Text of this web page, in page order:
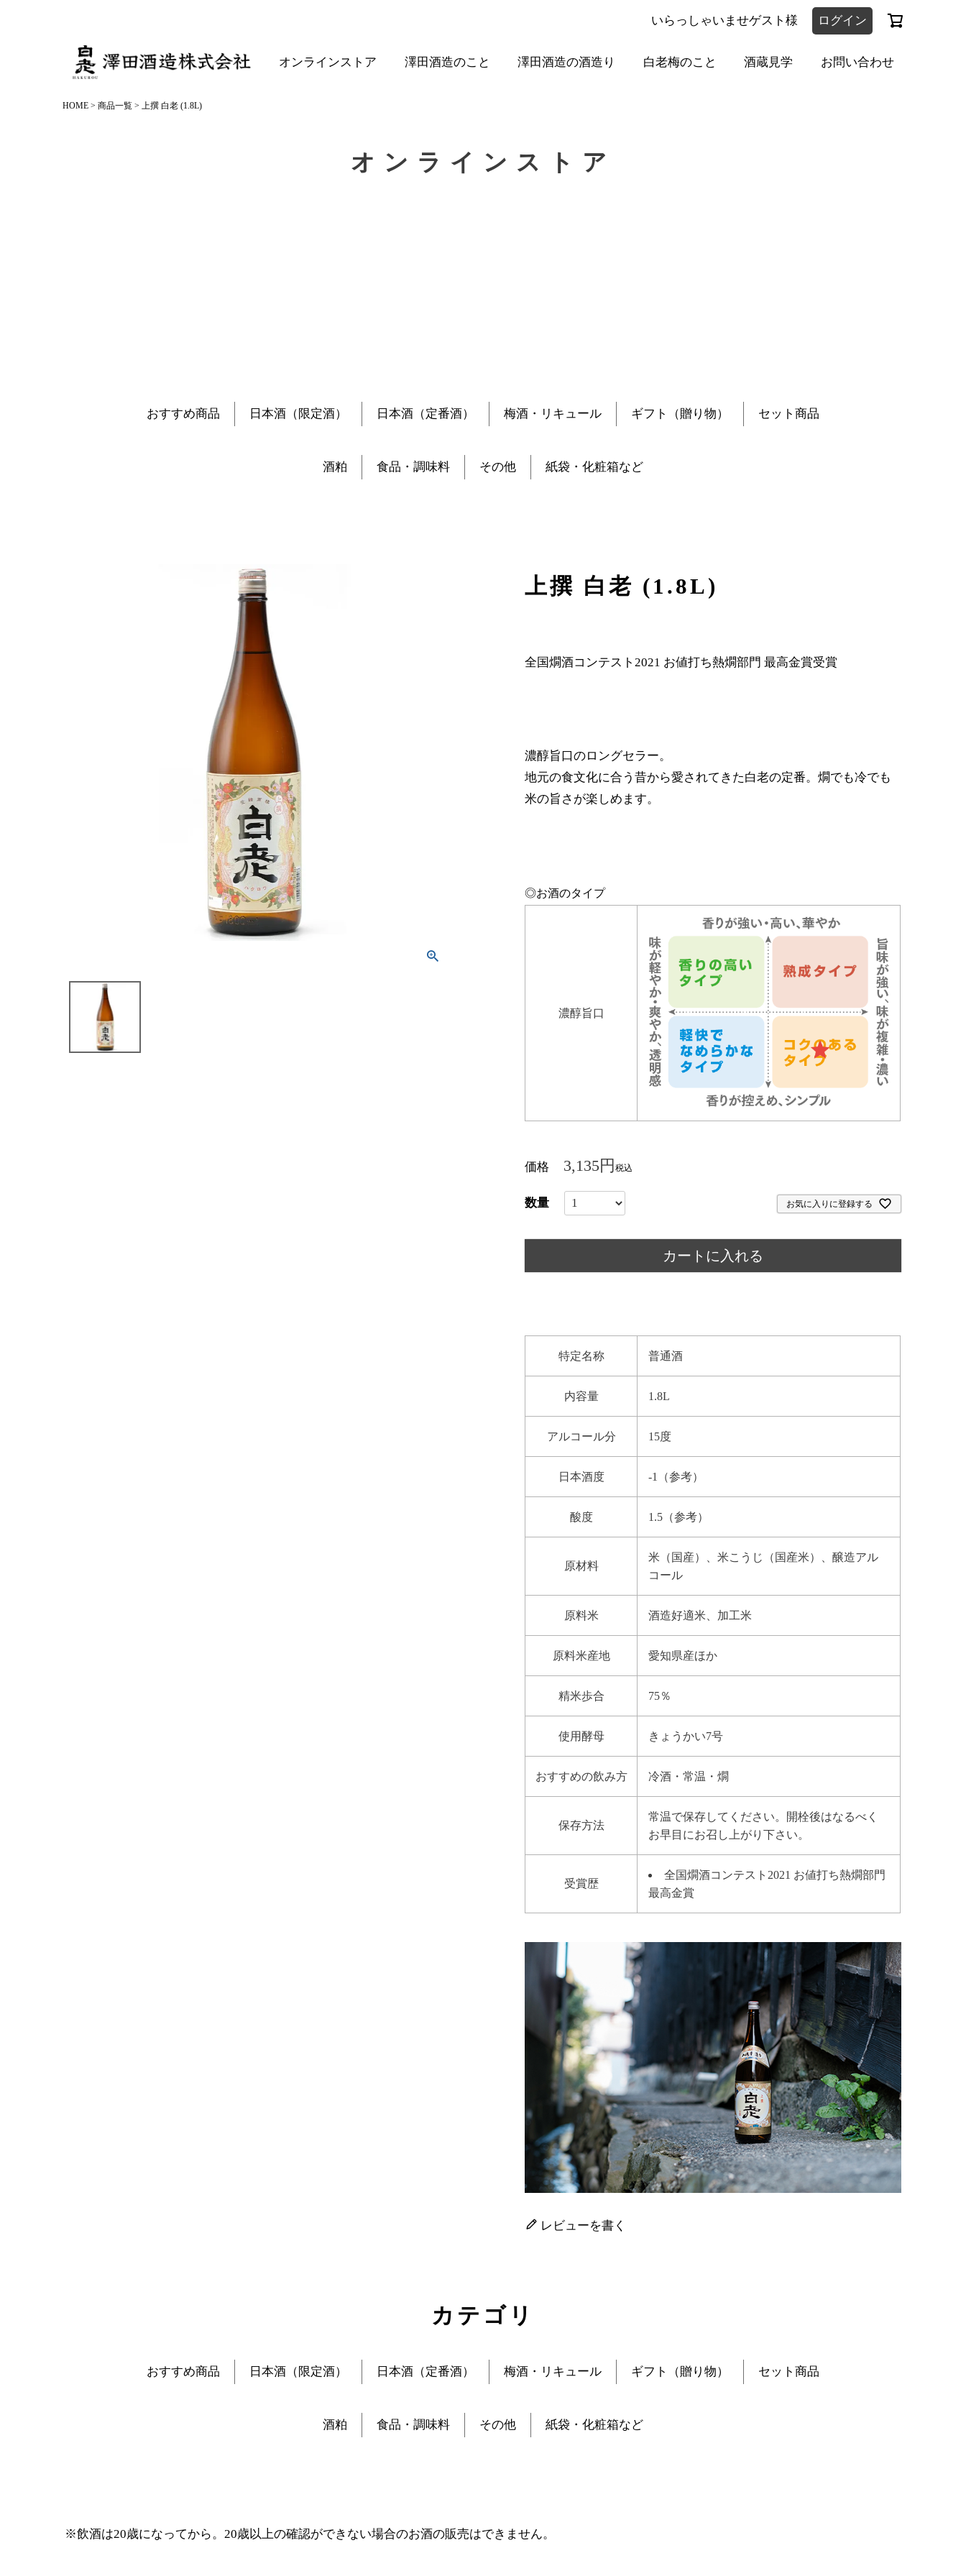
いらっしゃいませゲスト様 ログイン
オンラインストア 澤田酒造のこと 澤田酒造の酒造り 白老梅のこと 酒蔵見学 お問い合わせ
HOME 商品一覧 上撰 白老 (1.8L)
オンラインストア
おすすめ商品 日本酒（限定酒） 日本酒（定番酒） 梅酒・リキュール ギフト（贈り物） セット商品
酒粕 食品・調味料 その他 紙袋・化粧箱など
上撰 白老 (1.8L)
全国燗酒コンテスト2021 お値打ち熱燗部門 最高金賞受賞
濃醇旨口のロングセラー。
地元の食文化に合う昔から愛されてきた白老の定番。燗でも冷でも
米の旨さが楽しめます。
◎お酒のタイプ
濃醇旨口
価格 3,135 税込
お気に入りに登録する
カートに入れる
特定名称 普通酒
内容量 1.8L
アルコール分 15度
日本酒度 -1（参考）
酸度 1.5（参考）
原材料
米（国産）、米こうじ（国産米）、醸造アル
コール
原料米 酒造好適米、加工米
原料米産地 愛知県産ほか
精米歩合 75％
使用酵母 きょうかい7号
おすすめの飲み方 冷酒・常温・燗
保存方法
常温で保存してください。開栓後はなるべく
お早目にお召し上がり下さい。
受賞歴
全国燗酒コンテスト2021 お値打ち熱燗部門
最高金賞
レビューを書く
カテゴリ
おすすめ商品 日本酒（限定酒） 日本酒（定番酒） 梅酒・リキュール ギフト（贈り物） セット商品
酒粕 食品・調味料 その他 紙袋・化粧箱など
※飲酒は20歳になってから。20歳以上の確認ができない場合のお酒の販売はできません。